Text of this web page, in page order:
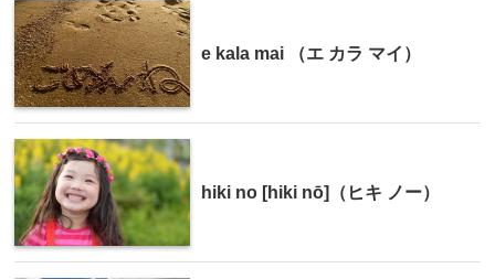
e kala mai （エ カラ マイ）
hiki no [hiki nō]（ヒキ ノー）